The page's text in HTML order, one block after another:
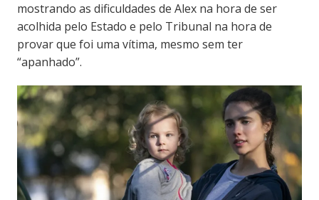
mostrando as dificuldades de Alex na hora de ser
acolhida pelo Estado e pelo Tribunal na hora de
provar que foi uma vítima, mesmo sem ter
“apanhado”.